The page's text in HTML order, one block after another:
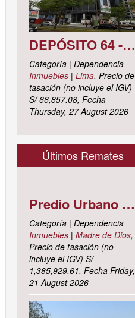
DEPÓSITO 64 - SÓTANO 7 AVENIDA CIRCUNVALACIÓN DEL CLUB GOLF LOS INCAS N° 152 URBANIZACIÓN LOTIZACIÓN CLUB GOLF LOS INCAS DISTRITO SANTIAGO DE SURCO, PROVINCIA Y DEPARTAMENTO DE LIMA
Categoría | Dependencia
Inmuebles| Lima, Precio de
tasación (no incluye el IGV)
S/ 66,857.08, Fecha
Thursday, 27 August 2026
Últimos Remates
Predio Urbano Jirón LIBERTAD Mz. 5-H, Lote 23, TAMBOPATA - TAMBOPATA - MADRE DE DIOS ; cuyo dominio corre inscrito en la partida electrónica N° 07001561 del registro de propiedad inmueble de la ZONA REGISTRAL N° X, SEDE CUSCO, OFICINA REGISTRAL MADRE DE D
Categoría | Dependencia
Inmuebles| Madre de Dios,
Precio de tasación (no
incluye el IGV) S/
1,385,929.61, Fecha Friday,
21 August 2026